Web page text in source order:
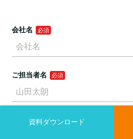
資料ダウンロード